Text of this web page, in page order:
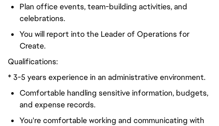
Plan office events, team-building activities, and
celebrations.
You will report into the Leader of Operations for
Create.
Qualifications:
* 3-5 years experience in an administrative environment.
Comfortable handling sensitive information, budgets,
and expense records.
You're comfortable working and communicating with